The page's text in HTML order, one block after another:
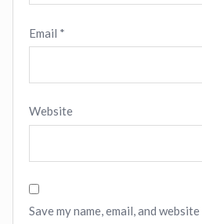
Email *
Website
Save my name, email, and